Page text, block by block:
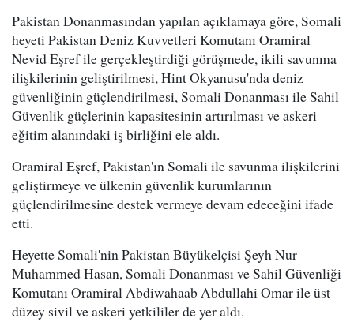
Pakistan Donanmasından yapılan açıklamaya göre, Somali
heyeti Pakistan Deniz Kuvvetleri Komutanı Oramiral
Nevid Eşref ile gerçekleştirdiği görüşmede, ikili savunma
ilişkilerinin geliştirilmesi, Hint Okyanusu'nda deniz
güvenliğinin güçlendirilmesi, Somali Donanması ile Sahil
Güvenlik güçlerinin kapasitesinin artırılması ve askeri
eğitim alanındaki iş birliğini ele aldı.
Oramiral Eşref, Pakistan'ın Somali ile savunma ilişkilerini
geliştirmeye ve ülkenin güvenlik kurumlarının
güçlendirilmesine destek vermeye devam edeceğini ifade
etti.
Heyette Somali'nin Pakistan Büyükelçisi Şeyh Nur
Muhammed Hasan, Somali Donanması ve Sahil Güvenliği
Komutanı Oramiral Abdiwahaab Abdullahi Omar ile üst
düzey sivil ve askeri yetkililer de yer aldı.